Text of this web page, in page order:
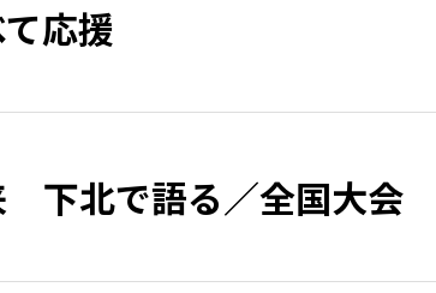
応援
下北で語る／全国大会